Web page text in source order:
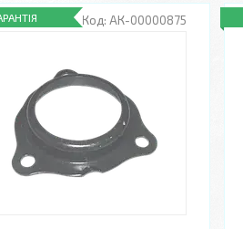
АК-00000875